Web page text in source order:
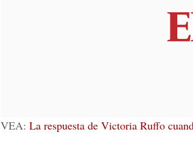
VEA: La respuesta de Victoria Ruffo